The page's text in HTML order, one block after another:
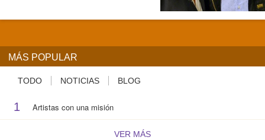
MÁS POPULAR
TODO NOTICIAS BLOG
1 Artistas con una misión
VER MÁS